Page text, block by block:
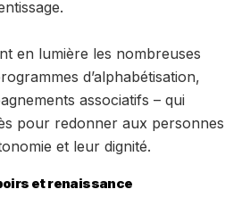
en lumière les nombreuses
d’alphabétisation,
associatifs – qui
pour redonner aux personnes
et leur dignité.
et renaissance